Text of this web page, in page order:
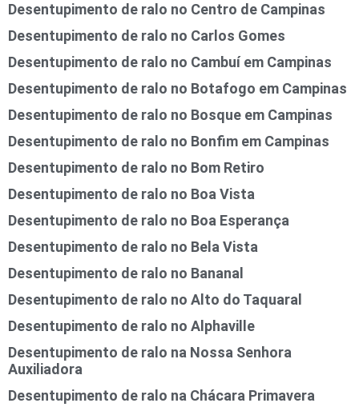
Desentupimento de ralo no Centro de Campinas
Desentupimento de ralo no Carlos Gomes
Desentupimento de ralo no Cambuí em Campinas
Desentupimento de ralo no Botafogo em Campinas
Desentupimento de ralo no Bosque em Campinas
Desentupimento de ralo no Bonfim em Campinas
Desentupimento de ralo no Bom Retiro
Desentupimento de ralo no Boa Vista
Desentupimento de ralo no Boa Esperança
Desentupimento de ralo no Bela Vista
Desentupimento de ralo no Bananal
Desentupimento de ralo no Alto do Taquaral
Desentupimento de ralo no Alphaville
Desentupimento de ralo na Nossa Senhora
Auxiliadora
Desentupimento de ralo na Chácara Primavera